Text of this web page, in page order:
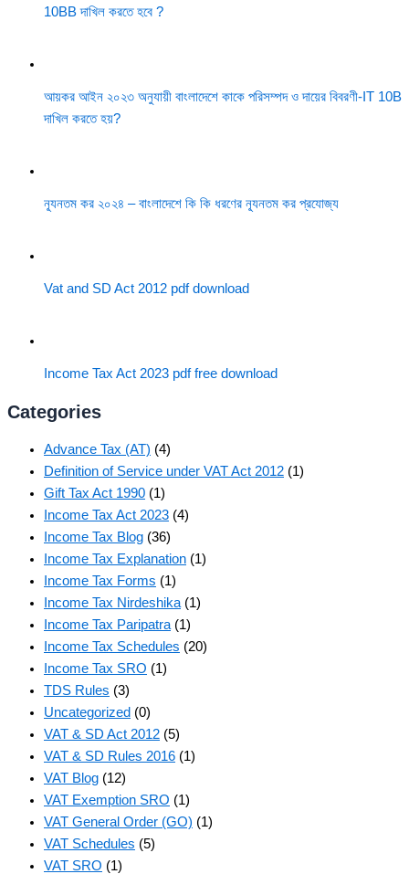
10BB দাখিল করতে হবে ?
আয়কর আইন ২০২৩ অনুযায়ী বাংলাদেশে কাকে পরিসম্পদ ও দায়ের বিবরণী-IT 10B
দাখিল করতে হয়?
ন্যূনতম কর ২০২৪ – বাংলাদেশে কি কি ধরণের ন্যূনতম কর প্রযোজ্য
Vat and SD Act 2012 pdf download
Income Tax Act 2023 pdf free download
Categories
Advance Tax (AT) (4)
Definition of Service under VAT Act 2012 (1)
Gift Tax Act 1990 (1)
Income Tax Act 2023 (4)
Income Tax Blog (36)
Income Tax Explanation (1)
Income Tax Forms (1)
Income Tax Nirdeshika (1)
Income Tax Paripatra (1)
Income Tax Schedules (20)
Income Tax SRO (1)
TDS Rules (3)
Uncategorized (0)
VAT & SD Act 2012 (5)
VAT & SD Rules 2016 (1)
VAT Blog (12)
VAT Exemption SRO (1)
VAT General Order (GO) (1)
VAT Schedules (5)
VAT SRO (1)